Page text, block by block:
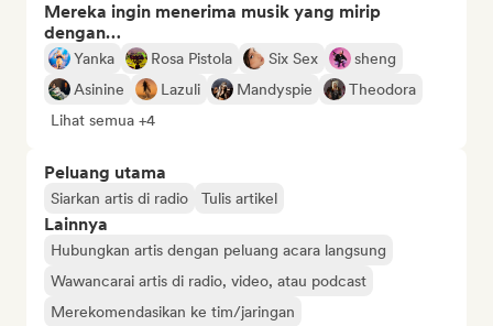
Mereka ingin menerima musik yang mirip
dengan…
Yanka Rosa Pistola Six Sex
sheng
Asinine
Lazuli Mandyspie
Theodora
Lihat semua +4
Peluang utama
Siarkan artis di radio Tulis artikel
Lainnya
Hubungkan artis dengan peluang acara langsung
Wawancarai artis di radio, video, atau podcast
Merekomendasikan ke tim/jaringan